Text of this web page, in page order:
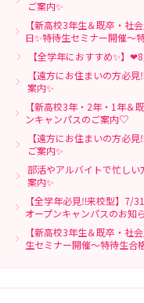
ご案内✨
【新高校3年生＆既卒・社
日✨特待生セミナー開催～
【全学年におすすめ✨】
【遠方にお住まいの方必
案内✨
【新高校3年・2年・1年＆
ンキャンパスのご案内♡
【遠方にお住まいの方必
ご案内✨
部活やアルバイトで忙しい
案内✨
【全学年必見‼来校型】7/
オープンキャンパスのお知
【新高校3年生＆既卒・社
生セミナー開催～特待生合